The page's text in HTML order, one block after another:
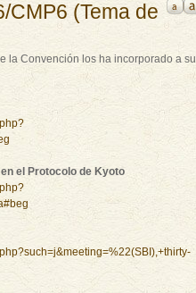
CMP6 (Tema de
la Convención los ha incorporado a su
el Protocolo de Kyoto